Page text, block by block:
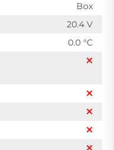
Box
20.4 V
0.0 °C